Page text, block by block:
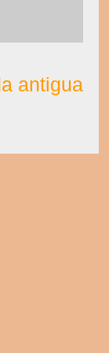
antigua